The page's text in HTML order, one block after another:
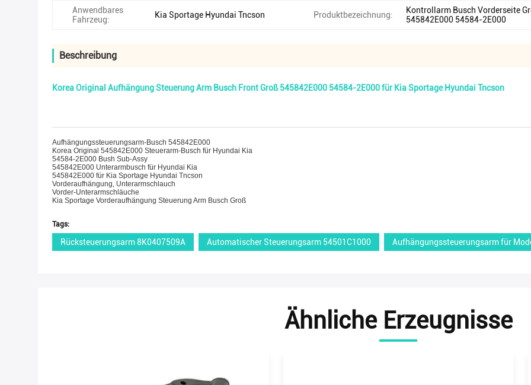
Anwendbares
Fahrzeug:
Kia Sportage Hyundai Tncson Produktbezeichnung:
Kontrollarm Busch Vorderseite
545842E000 54584-2E000
Beschreibung
Korea Original Aufhängung Steuerung Arm Busch Front Groß 545842E000 54584-2E000 für Kia Sportage Hyundai Tncson
Aufhängungssteuerungsarm-Busch 545842E000
Korea Original 545842E000 Steuerarm-Busch für Hyundai Kia
54584-2E000 Bush Sub-Assy
545842E000 Unterarmbusch für Hyundai Kia
545842E000 für Kia Sportage Hyundai Tncson
Vorderaufhängung, Unterarmschlauch
Vorder-Unterarmschläuche
Kia Sportage Vorderaufhängung Steuerung Arm Busch Groß
Tags:
Rücksteuerungsarm 8K0407509A Automatischer Steuerungsarm 54501C1000 Aufhängungssteuerungsarm für
Ähnliche Erzeugnisse